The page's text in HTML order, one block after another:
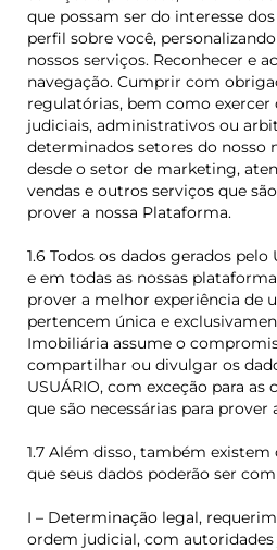
que possam ser do interesse
perfil sobre você,
nossos serviços. Reconhecer e
navegação. Cumprir com
regulatórias, bem como
judiciais, administrativos ou
determinados setores do nosso
desde o setor de marketing,
vendas e outros serviços que
prover a nossa Plataforma.
1.6 Todos os dados gerados
e em todas as nossas
prover a melhor experiência de
pertencem única e
Imobiliária assume o
compartilhar ou divulgar os
USUÁRIO, com exceção para as
que são necessárias para prover
1.7 Além disso, também
que seus dados poderão ser
I – Determinação legal,
ordem judicial, com autoridades